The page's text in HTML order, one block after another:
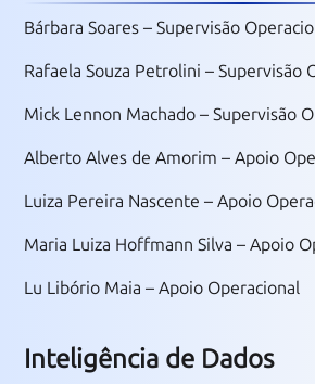
Bárbara Soares – Supervisão
Rafaela Souza Petrolini – Supervisão
Mick Lennon Machado – Supervisão
Alberto Alves de Amorim – Apoio
Luiza Pereira Nascente – Apoio
Maria Luiza Hoffmann Silva – Apoio
Lu Libório Maia– Apoio Operacional
Inteligência de Dados